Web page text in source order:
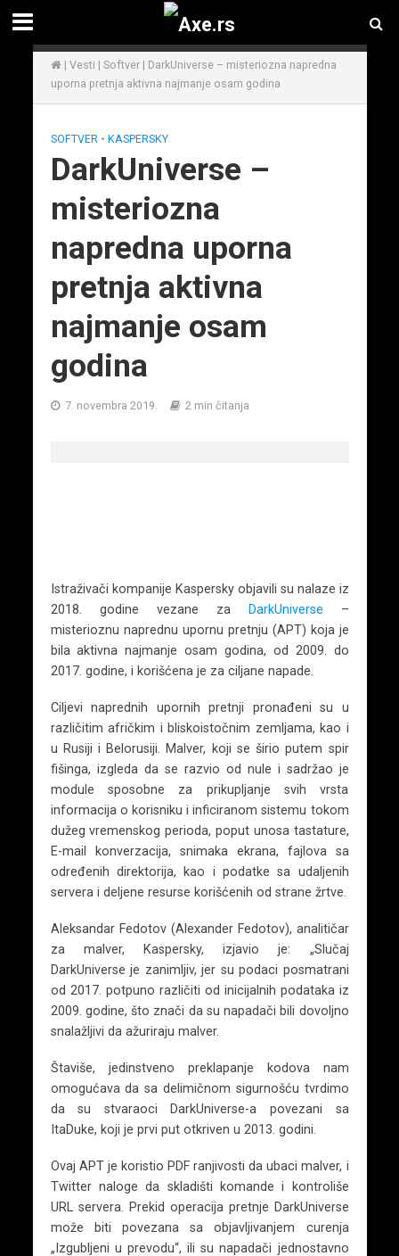
| Vesti | Softver| DarkUniverse – misteriozna napredna
uporna pretnja aktivna najmanje osam godina
SOFTVER • KASPERSKY
DarkUniverse –
misteriozna
napredna uporna
pretnja aktivna
najmanje osam
godina
7. novembra 2019. 2 min čitanja
Istraživači kompanije Kaspersky objavili su nalaze iz
2018. godine vezane za
DarkUniverse –
misterioznu naprednu upornu pretnju (APT) koja je
bila aktivna najmanje osam godina, od 2009. do
2017. godine, i korišćena je za ciljane napade.
Ciljevi naprednih upornih pretnji pronađeni su u
različitim afričkim i bliskoistočnim zemljama, kao i
u Rusiji i Belorusiji. Malver, koji se širio putem spir
fišinga, izgleda da se razvio od nule i sadržao je
module sposobne za prikupljanje svih vrsta
informacija o korisniku i inficiranom sistemu tokom
dužeg vremenskog perioda, poput unosa tastature,
E-mail konverzacija, snimaka ekrana, fajlova sa
određenih direktorija, kao i podatke sa udaljenih
servera i deljene resurse korišćenih od strane žrtve.
Aleksandar Fedotov (Alexander Fedotov), analitičar
za malver, Kaspersky, izjavio je: „Slučaj
DarkUniverse je zanimljiv, jer su podaci posmatrani
od 2017. potpuno različiti od inicijalnih podataka iz
2009. godine, što znači da su napadači bili dovoljno
snalažljivi da ažuriraju malver.
Štaviše, jedinstveno preklapanje kodova nam
omogućava da sa delimičnom sigurnošću tvrdimo
da su stvaraoci DarkUniverse-a povezani sa
ItaDuke, koji je prvi put otkriven u 2013. godini.
Ovaj APT je koristio PDF ranjivosti da ubaci malver, i
Twitter naloge da skladišti komande i kontroliše
URL servera. Prekid operacija pretnje DarkUniverse
može biti povezana sa objavljivanjem curenja
„Izgubljeni u prevodu“, ili su napadači jednostavno